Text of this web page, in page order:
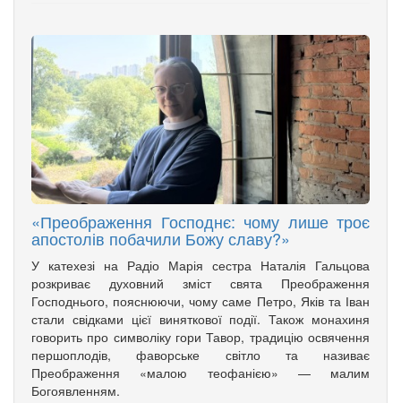
«Преображення Господнє: чому лише троє
апостолів побачили Божу славу?»
У катехезі на Радіо Марія сестра Наталія Гальцова
розкриває духовний зміст свята Преображення
Господнього, пояснюючи, чому саме Петро, Яків та Іван
стали свідками цієї виняткової події. Також монахиня
говорить про символіку гори Тавор, традицію освячення
першоплодів, фаворське світло та називає
Преображення «малою теофанією» — малим
Богоявленням.